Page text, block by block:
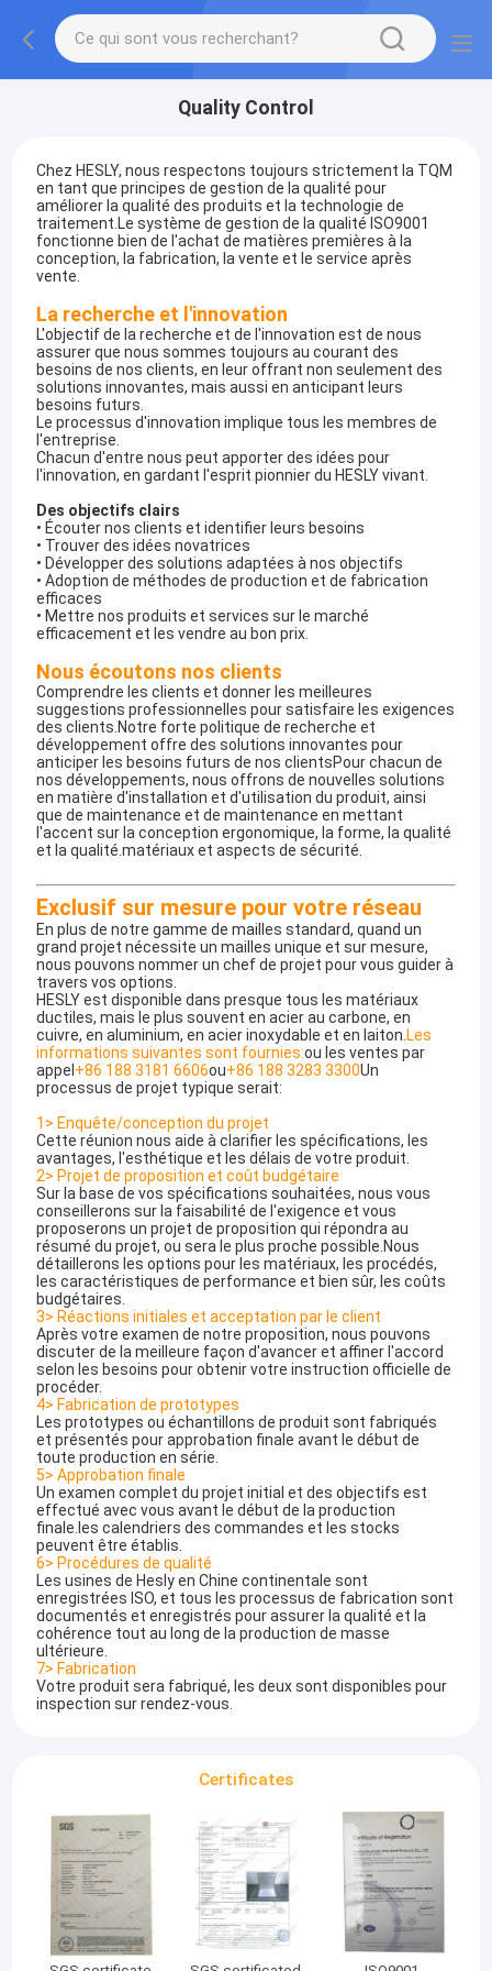
Quality Control
Chez HESLY, nous respectons toujours strictement la TQM
en tant que principes de gestion de la qualité pour
améliorer la qualité des produits et la technologie de
traitement.Le système de gestion de la qualité ISO9001
fonctionne bien de l'achat de matières premières à la
conception, la fabrication, la vente et le service après
vente.
La recherche et l'innovation
L'objectif de la recherche et de l'innovation est de nous
assurer que nous sommes toujours au courant des
besoins de nos clients, en leur offrant non seulement des
solutions innovantes, mais aussi en anticipant leurs
besoins futurs.
Le processus d'innovation implique tous les membres de
l'entreprise.
Chacun d'entre nous peut apporter des idées pour
l'innovation, en gardant l'esprit pionnier du HESLY vivant.
Des objectifs clairs
• Écouter nos clients et identifier leurs besoins
• Trouver des idées novatrices
• Développer des solutions adaptées à nos objectifs
• Adoption de méthodes de production et de fabrication
efficaces
• Mettre nos produits et services sur le marché
efficacement et les vendre au bon prix.
Nous écoutons nos clients
Comprendre les clients et donner les meilleures
suggestions professionnelles pour satisfaire les exigences
des clients.Notre forte politique de recherche et
développement offre des solutions innovantes pour
anticiper les besoins futurs de nos clientsPour chacun de
nos développements, nous offrons de nouvelles solutions
en matière d'installation et d'utilisation du produit, ainsi
que de maintenance et de maintenance en mettant
l'accent sur la conception ergonomique, la forme, la qualité
et la qualité.matériaux et aspects de sécurité.
Exclusif sur mesure pour votre réseau
En plus de notre gamme de mailles standard, quand un
grand projet nécessite un mailles unique et sur mesure,
nous pouvons nommer un chef de projet pour vous guider à
travers vos options.
HESLY est disponible dans presque tous les matériaux
ductiles, mais le plus souvent en acier au carbone, en
cuivre, en aluminium, en acier inoxydable et en laiton. Les
informations suivantes sont fournies:ou les ventes par
appel +86 188 3181 6606ou+86 188 3283 3300Un
processus de projet typique serait:
1> Enquête/conception du projet
Cette réunion nous aide à clarifier les spécifications, les
avantages, l'esthétique et les délais de votre produit.
2> Projet de proposition et coût budgétaire
Sur la base de vos spécifications souhaitées, nous vous
conseillerons sur la faisabilité de l'exigence et vous
proposerons un projet de proposition qui répondra au
résumé du projet, ou sera le plus proche possible.Nous
détaillerons les options pour les matériaux, les procédés,
les caractéristiques de performance et bien sûr, les coûts
budgétaires.
3> Réactions initiales et acceptation par le client
Après votre examen de notre proposition, nous pouvons
discuter de la meilleure façon d'avancer et affiner l'accord
selon les besoins pour obtenir votre instruction officielle de
procéder.
4> Fabrication de prototypes
Les prototypes ou échantillons de produit sont fabriqués
et présentés pour approbation finale avant le début de
toute production en série.
5> Approbation finale
Un examen complet du projet initial et des objectifs est
effectué avec vous avant le début de la production
finale.les calendriers des commandes et les stocks
peuvent être établis.
6> Procédures de qualité
Les usines de Hesly en Chine continentale sont
enregistrées ISO, et tous les processus de fabrication sont
documentés et enregistrés pour assurer la qualité et la
cohérence tout au long de la production de masse
ultérieure.
7> Fabrication
Votre produit sera fabriqué, les deux sont disponibles pour
inspection sur rendez-vous.
Certificates